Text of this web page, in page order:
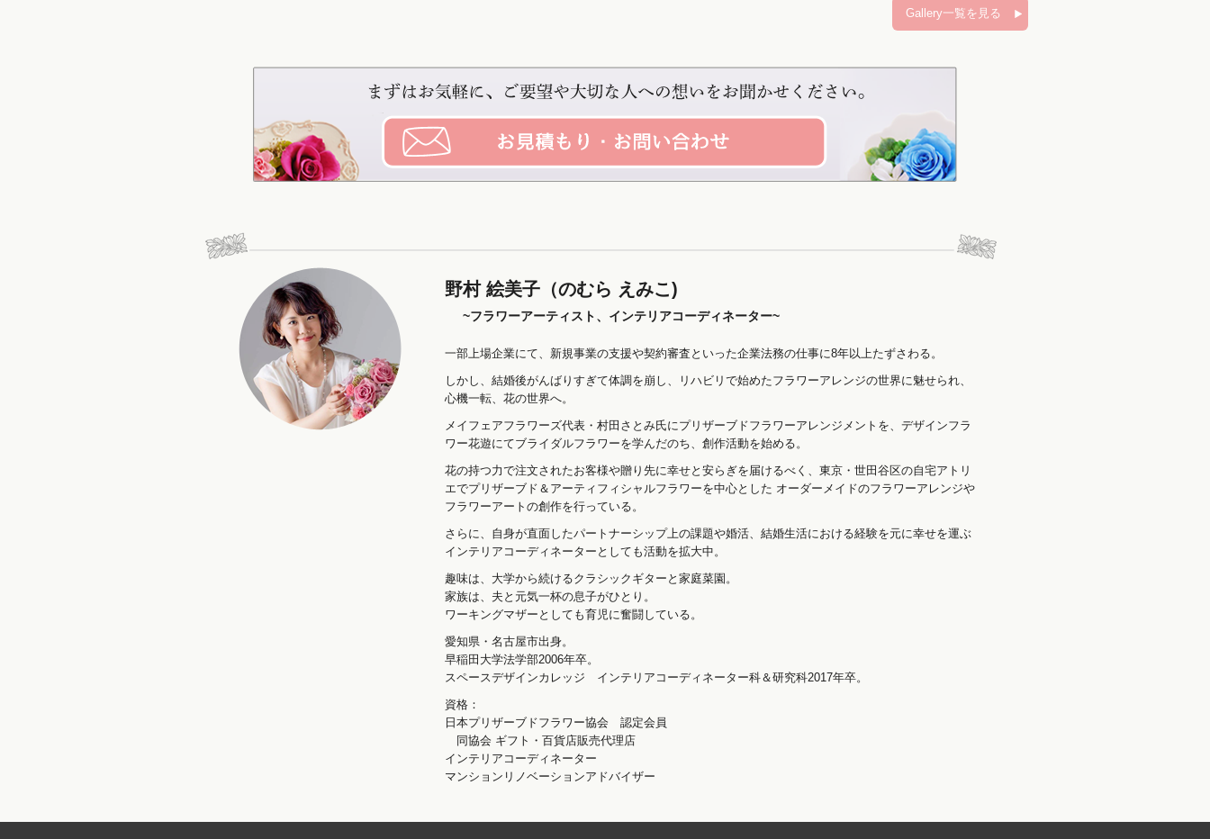
Gallery一覧を見る
野村 絵美子（のむら えみこ)
~フラワーアーティスト、インテリアコーディネーター~
一部上場企業にて、新規事業の支援や契約審査といった企業法務の仕事に8年以上たずさわる。
しかし、結婚後がんばりすぎて体調を崩し、リハビリで始めたフラワーアレンジの世界に魅せられ、
心機一転、花の世界へ。
メイフェアフラワーズ代表・村田さとみ氏にプリザーブドフラワーアレンジメントを、デザインフラ
ワー花遊にてブライダルフラワーを学んだのち、創作活動を始める。
花の持つ力で注文されたお客様や贈り先に幸せと安らぎを届けるべく、東京・世田谷区の自宅アトリ
エでプリザーブド＆アーティフィシャルフラワーを中心とした オーダーメイドのフラワーアレンジや
フラワーアートの創作を行っている。
さらに、自身が直面したパートナーシップ上の課題や婚活、結婚生活における経験を元に幸せを運ぶ
インテリアコーディネーターとしても活動を拡大中。
趣味は、大学から続けるクラシックギターと家庭菜園。
家族は、夫と元気一杯の息子がひとり。
ワーキングマザーとしても育児に奮闘している。
愛知県・名古屋市出身。
早稲田大学法学部2006年卒。
スペースデザインカレッジ インテリアコーディネーター科＆研究科2017年卒。
資格：
日本プリザーブドフラワー協会 認定会員
同協会 ギフト・百貨店販売代理店
インテリアコーディネーター
マンションリノベーションアドバイザー